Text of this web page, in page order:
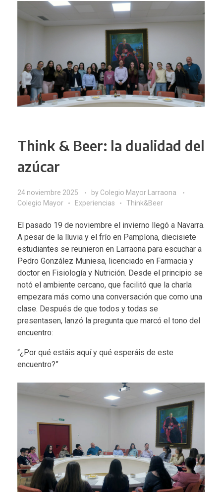
Think & Beer: la dualidad del
azúcar
24 noviembre 2025 by Colegio Mayor Larraona
Colegio Mayor
Experiencias Think&Beer
El pasado 19 de noviembre el invierno llegó a Navarra.
A pesar de la lluvia y el frío en Pamplona, diecisiete
estudiantes se reunieron en Larraona para escuchar a
Pedro González Muniesa, licenciado en Farmacia y
doctor en Fisiología y Nutrición. Desde el principio se
notó el ambiente cercano, que facilitó que la charla
empezara más como una conversación que como una
clase. Después de que todos y todas se
presentasen, lanzó la pregunta que marcó el tono del
encuentro:
“¿Por qué estáis aquí y qué esperáis de este
encuentro?”